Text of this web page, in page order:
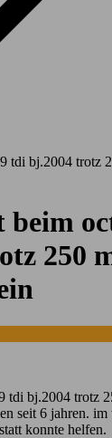
tdi bj.2004 trotz
250
tdi bj.2004 trotz
seit 6 jahren.
konnte helfen.